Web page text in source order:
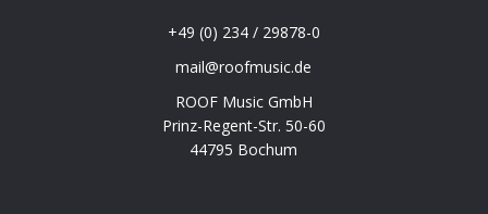
+49 (0) 234 / 29878-0
mail@roofmusic.de
ROOF Music GmbH
Prinz-Regent-Str. 50-60
44795 Bochum